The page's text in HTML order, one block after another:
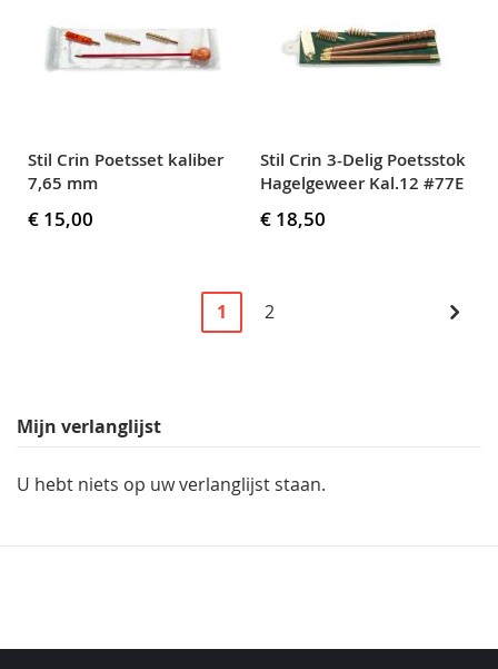
Stil Crin Poetsset kaliber
7,65 mm
€ 15,00
Stil Crin 3-Delig Poetsstok
Hagelgeweer Kal.12 #77E
€ 18,50
Pagina
U
1 Pagina
2
Mijn verlanglijst
U hebt niets op uw verlanglijst staan.